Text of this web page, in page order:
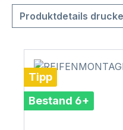
Produktdetails
Tipp
Bestand 6+